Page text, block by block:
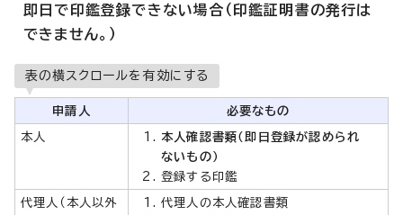
即日で印鑑登録できない場合（印鑑証明書の発行は
できません。）
表の横スクロールを有効にする
申請人 必要なもの
本人
本人確認書類（即日登録が認められ
ないもの）
登録する印鑑
代理人（本人以外
代理人の本人確認書類